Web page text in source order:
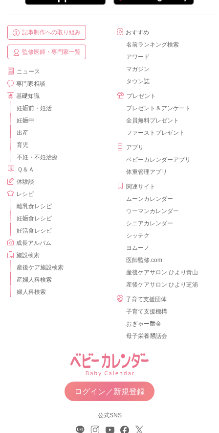
記事制作への取り組み
監修医師・専門家一覧
ニュース
専門家相談
基礎知識
妊娠前・妊活
妊娠中
出産
育児
不妊・不妊治療
Ｑ＆Ａ
体験談
レシピ
離乳食レシピ
妊娠食レシピ
妊活食レシピ
成長アルバム
施設検索
産後ケア施設検索
産婦人科検索
婦人科検索
おすすめ
名前ランキング検索
アワード
マガジン
タウン誌
プレゼント
プレゼント＆アンケート
全員無料プレゼント
ファーストプレゼント
アプリ
ベビーカレンダーアプリ
体重管理アプリ
関連サイト
ムーンカレンダー
ウーマンカレンダー
シニアカレンダー
シッテク
ヨムーノ
医師監修.com
産後ケアサロン ひより青山
産後ケアサロン ひより芝浦
子育て支援団体
子育て支援機構
おぎゃー献金
母子栄養懇話会
ログイン／新規登録
公式SNS